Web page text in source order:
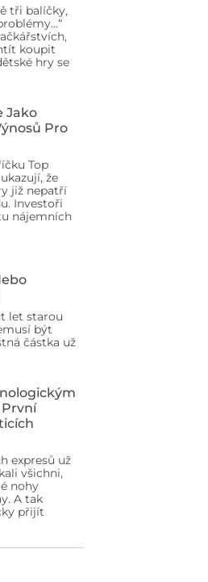
tři balíčky,
koupit
hry se
Jako
Pro
Top
že
již nepatří
Investoři
nájemních
let starou
být
částka už
expresů už
všichni,
nohy
A tak
přijít